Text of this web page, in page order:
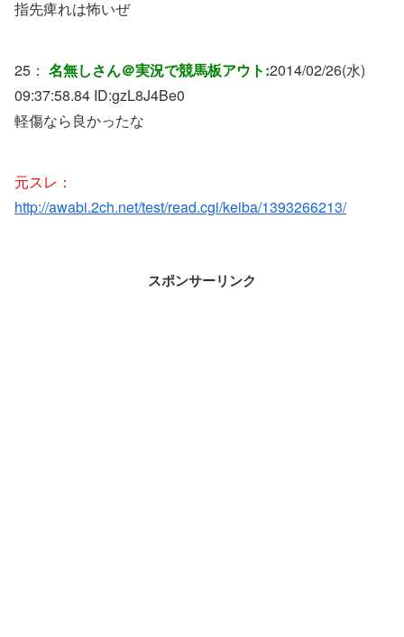
指先痺れは怖いぜ
25： 名無しさん＠実況で競馬板アウト:2014/02/26(水)
09:37:58.84 ID:gzL8J4Be0
軽傷なら良かったな
元スレ：
http://awabi.2ch.net/test/read.cgi/keiba/1393266213/
スポンサーリンク